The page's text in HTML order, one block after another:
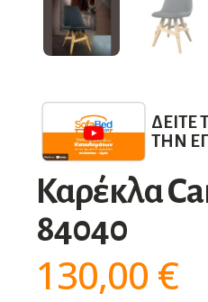
ΔΕΊΤΕ
ΤΗΝ
Καρέκλα
84040
130,00 €